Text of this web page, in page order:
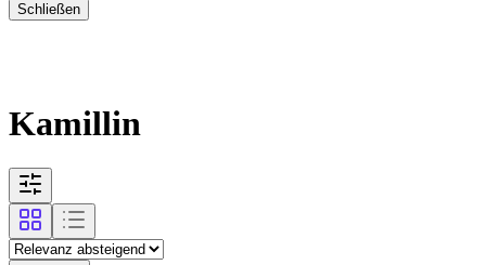
Schließen
Kamillin